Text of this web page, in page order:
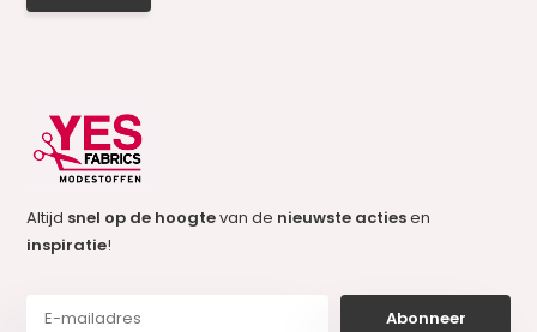
Altijd snel op de hoogtevan de nieuwste actiesen
inspiratie!
Abonneer